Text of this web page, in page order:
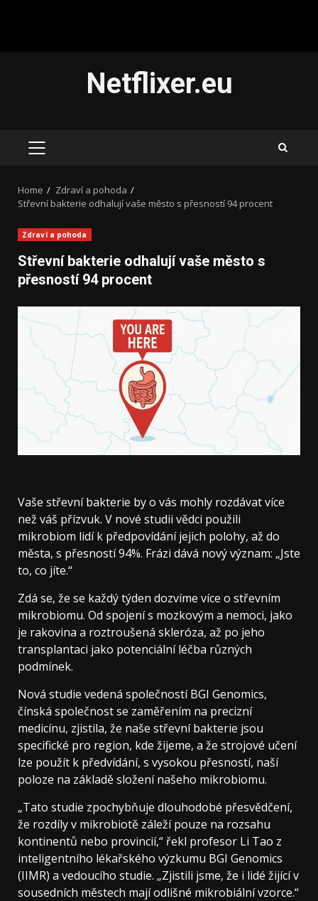
Netflixer.eu
PRIMARY
Home
Zdraví a pohoda
Střevní bakterie odhalují vaše město s přesností 94 procent
Zdraví a pohoda
Střevní bakterie odhalují vaše město s
přesností 94 procent
Vaše střevní bakterie by o vás mohly rozdávat více
než váš přízvuk. V nové studii vědci použili
mikrobiom lidí k předpovídání jejich polohy, až do
města, s přesností 94%. Frázi dává nový význam: „Jste
to, co jíte.“
Zdá se, že se každý týden dozvíme více o střevním
mikrobiomu. Od spojení s mozkovým a nemoci, jako
je rakovina a roztroušená skleróza, až po jeho
transplantaci jako potenciální léčba různých
podmínek.
Nová studie vedená společností BGI Genomics,
čínská společnost se zaměřením na precizní
medicínu, zjistila, že naše střevní bakterie jsou
specifické pro region, kde žijeme, a že strojové učení
lze použít k předvídání, s vysokou přesností, naší
poloze na základě složení našeho mikrobiomu.
„Tato studie zpochybňuje dlouhodobé přesvědčení,
že rozdíly v mikrobiotě záleží pouze na rozsahu
kontinentů nebo provincií,“ řekl profesor Li Tao z
inteligentního lékařského výzkumu BGI Genomics
(IIMR) a vedoucího studie. „Zjistili jsme, že i lidé žijící v
sousedních městech mají odlišné mikrobiální vzorce.“